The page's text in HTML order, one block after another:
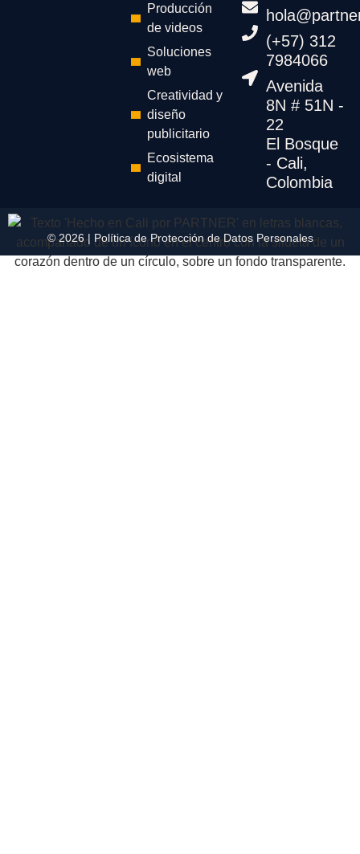
Producción
de videos
Soluciones
web
Creatividad y
diseño
publicitario
Ecosistema
digital
(+57) 312
7984066
Avenida
8N # 51N -
22
El Bosque
- Cali,
Colombia
© 2026 | Política de Protección de Datos Personales